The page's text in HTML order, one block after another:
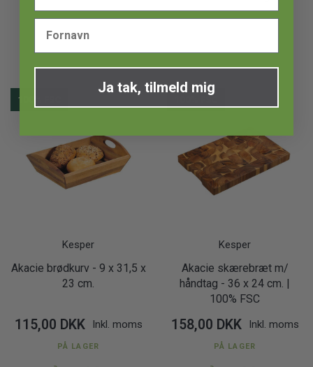
100% FSC
Kesper
Akacie brødkurv - 9 x 31,5 x
23 cm.
115,00 DKK Inkl. moms
PÅ LAGER
Kesper
Akacie skærebræt m/
håndtag - 36 x 24 cm. |
100% FSC
158,00 DKK Inkl. moms
PÅ LAGER
Ja tak, tilmeld mig